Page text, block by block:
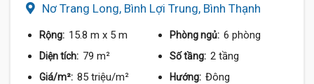
Nơ Trang Long, Bình Lợi Trung, Bình Thạnh
Rộng: 15.8 m x 5 m Phòng ngủ: 6 phòng
Diện tích: 79 m² Số tầng: 2 tầng
Giá/m²: 85 triệu/m² Hướng: Đông